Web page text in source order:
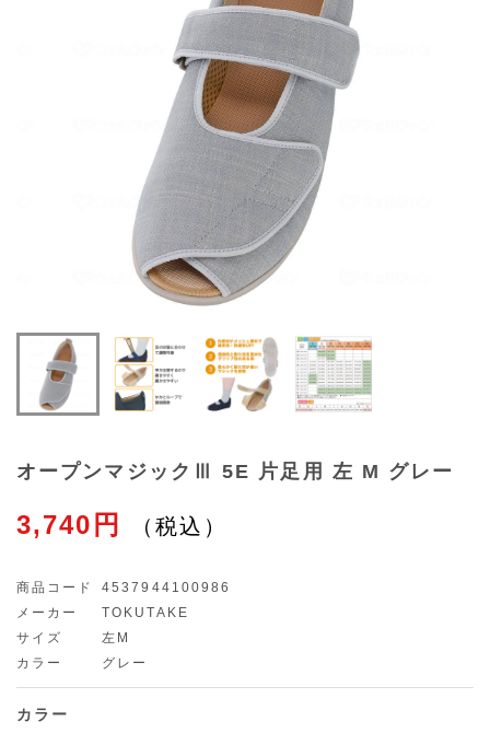
オープンマジックⅢ 5E 片足用 左 M グレー
3,740円
商品コード
4537944100986
メーカー
TOKUTAKE
サイズ
左M
カラー
グレー
カラー